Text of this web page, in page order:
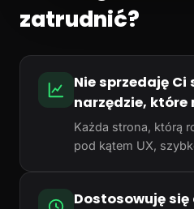
zatrudnić?
Nie sprzedaję
narzędzie,
Każda strona, którą
pod kątem UX,
Dostosowuję